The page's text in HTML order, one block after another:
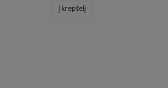
Į krepšelį